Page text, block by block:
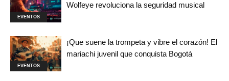
EVENTOS
Wolfeye revoluciona la seguridad musical
EVENTOS
¡Que suene la trompeta y vibre el corazón! El
mariachi juvenil que conquista Bogotá